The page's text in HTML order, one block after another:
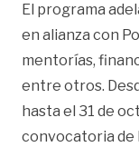
El programa
en alianza con
mentorías,
entre otros.
hasta el 31 de
convocatoria de